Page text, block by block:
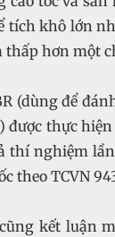
tích khô lớn
hơn một
(dùng để
thực
thí nghiệm
theo TCVN
kết luận